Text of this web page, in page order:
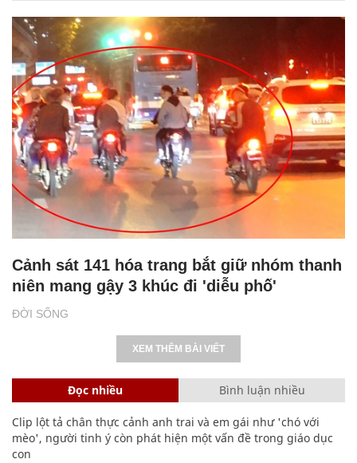
ĐỜI SỐNG
Cảnh sát 141 hóa trang bắt giữ nhóm thanh
niên mang gậy 3 khúc đi 'diễu phố'
XEM THÊM BÀI VIẾT
Đọc nhiều Bình luận nhiều
Clip lột tả chân thực cảnh anh trai và em gái như 'chó với
mèo', người tinh ý còn phát hiện một vấn đề trong giáo dục
con